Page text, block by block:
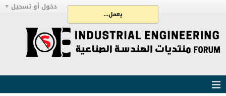
دخول أو تسجيل
يعمل...